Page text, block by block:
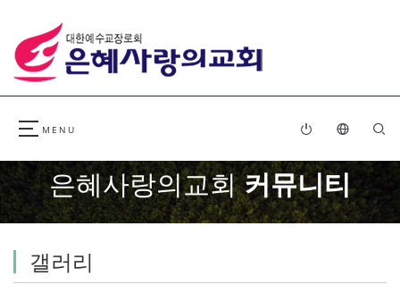
은혜사랑의교회커뮤니티
갤러리